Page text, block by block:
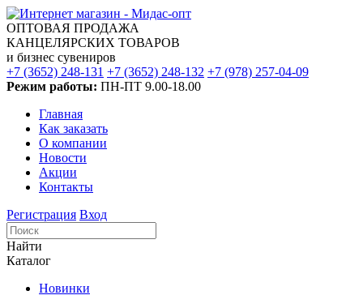
ОПТОВАЯ ПРОДАЖА
КАНЦЕЛЯРСКИХ ТОВАРОВ
и бизнес сувениров
+7 (3652) 248-131 +7 (3652) 248-132 +7 (978) 257-04-09
Режим работы: ПН-ПТ 9.00-18.00
Главная
Как заказать
О компании
Новости
Акции
Контакты
Регистрация Вход
Найти
Каталог
Новинки